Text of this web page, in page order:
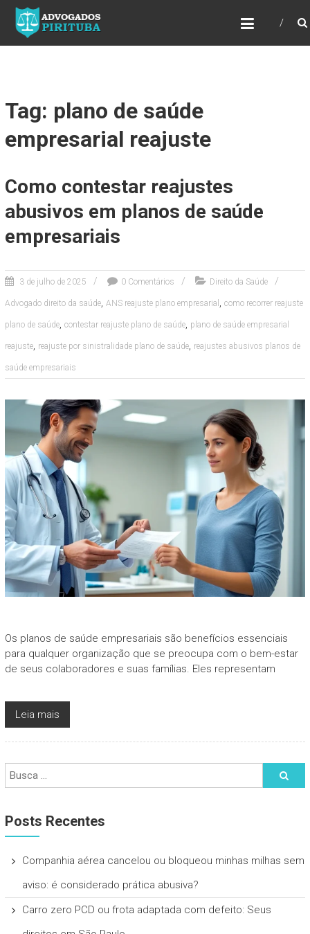
ADVOGADOS PIRITUBA
Precisando de advogado? Entre em contato!
Fazemos toda a assessoria que você
Tag: plano de saúde
empresarial reajuste
Como contestar reajustes
abusivos em planos de saúde
empresariais
3 de julho de 2025 0 Comentários Direito da Saúde
Advogado direito da saúde, ANS reajuste plano empresarial , como recorrer reajuste
plano de saúde, contestar reajuste plano de saúde, plano de saúde empresarial
reajuste, reajuste por sinistralidade plano de saúde, reajustes abusivos planos de
saúde empresariais
Os planos de saúde empresariais são benefícios essenciais
para qualquer organização que se preocupa com o bem-estar
de seus colaboradores e suas famílias. Eles representam
Leia mais
Posts Recentes
Companhia aérea cancelou ou bloqueou minhas milhas sem
aviso: é considerado prática abusiva?
Carro zero PCD ou frota adaptada com defeito: Seus